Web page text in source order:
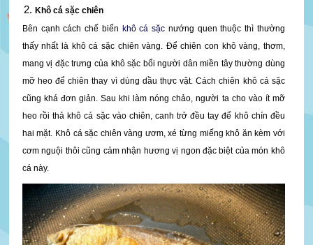
Khô cá sặc chiên
Bên cạnh cách chế biến khô cá sặc nướng quen thuộc thì thường
thấy nhất là khô cá sặc chiên vàng. Để chiên con khô vàng, thơm,
mang vị đặc trưng của khô sặc bổi người dân miền tây thường dùng
mỡ heo để chiên thay vì dùng dầu thực vật. Cách chiên khô cá sặc
cũng khá đơn giản. Sau khi làm nóng chảo, người ta cho vào ít mỡ
heo rồi thả khô cá sặc vào chiên, canh trở đều tay để khô chín đều
hai mặt. Khô cá sặc chiên vàng ươm, xé từng miếng khô ăn kèm với
cơm nguội thôi cũng cảm nhận hương vị ngon đặc biệt của món khô
cá này.